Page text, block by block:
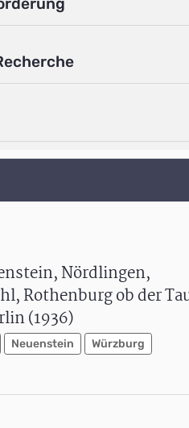
Nördlingen,
Rothenburg ob der
(1936)
Neuenstein
Würzburg